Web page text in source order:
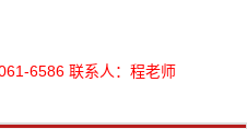
6586 联系人：程老师